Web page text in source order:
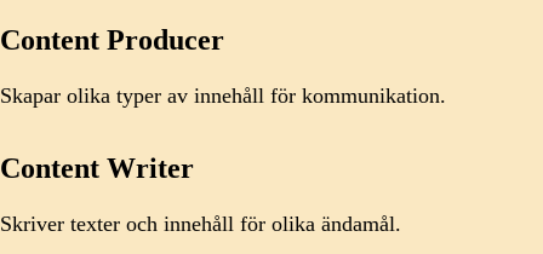
Content Producer
Skapar olika typer av innehåll för kommunikation.
Content Writer
Skriver texter och innehåll för olika ändamål.